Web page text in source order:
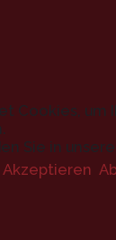
Cookies, um
Sie in
Akzeptieren